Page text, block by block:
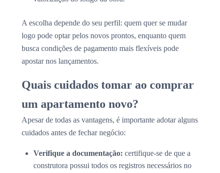
A escolha depende do seu perfil: quem quer se mudar
logo pode optar pelos novos prontos, enquanto quem
busca condições de pagamento mais flexíveis pode
apostar nos lançamentos.
Quais cuidados tomar ao comprar
um apartamento novo?
Apesar de todas as vantagens, é importante adotar alguns
cuidados antes de fechar negócio:
Verifique a documentação: certifique-se de que a
construtora possui todos os registros necessários no